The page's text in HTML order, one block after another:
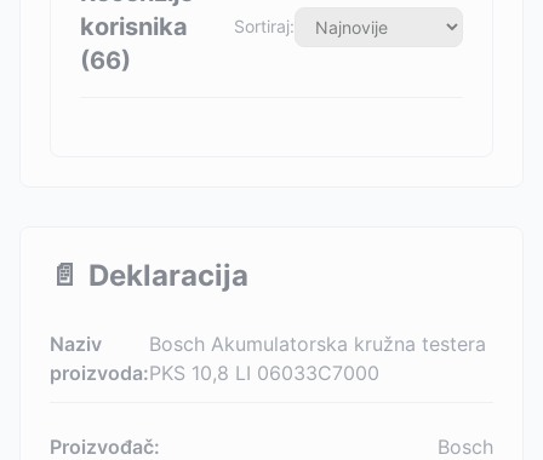
korisnika
(66)
Sortiraj:
📄 Deklaracija
Naziv
proizvoda:
Bosch Akumulatorska kružna testera
PKS 10,8 LI 06033C7000
Proizvođač: Bosch